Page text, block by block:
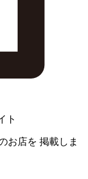
ト
お店を 掲載しま